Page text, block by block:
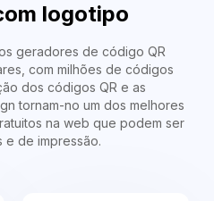
logotipo
geradores de código QR
com milhões de códigos
dos códigos QR e as
tornam-no um dos melhores
na web que podem ser
e de impressão.